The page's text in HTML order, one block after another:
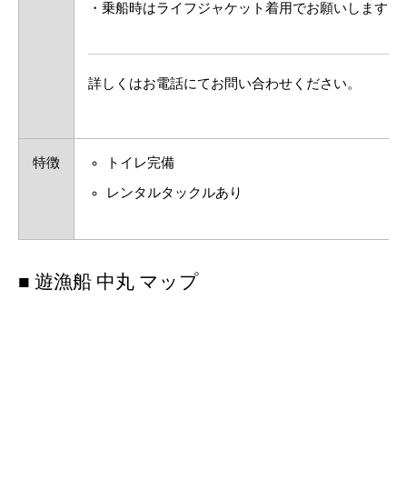
・乗船時はライフジャケット着用でお願いします
詳しくはお電話にてお問い合わせください。
特徴 トイレ完備
レンタルタックルあり
■ 遊漁船 中丸 マップ